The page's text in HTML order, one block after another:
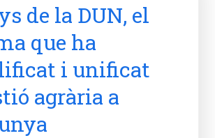
de la DUN, el
que ha
i unificat
agrària a